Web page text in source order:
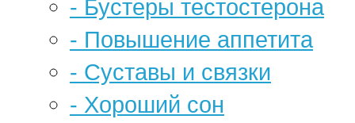
- Бустеры тестостерона
- Повышение аппетита
- Суставы и связки
- Хороший сон